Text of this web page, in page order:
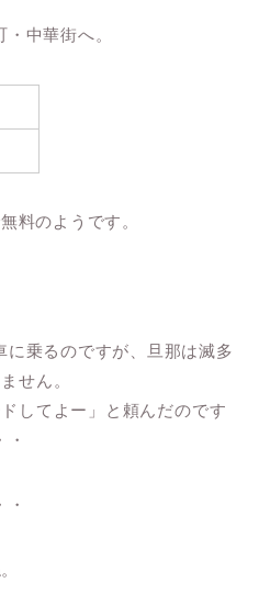
中華街へ。
料のようです。
乗るのですが、旦那は滅多
せん。
してよー」と頼んだのです